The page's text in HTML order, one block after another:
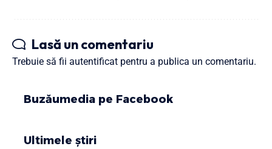
Lasă un comentariu
Trebuie să fii autentificat pentru a publica un comentariu.
Buzăumedia pe Facebook
Ultimele știri